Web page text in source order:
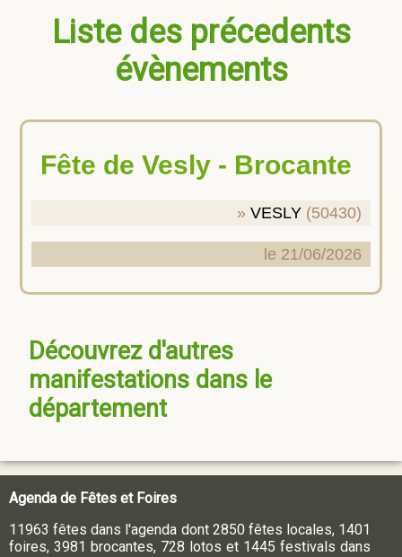
Liste des précedents
évènements
Fête de Vesly - Brocante
VESLY (50430)
le 21/06/2026
Découvrez d'autres
manifestations dans le
département
Agenda de Fêtes et Foires
11963 fêtes dans l'agenda dont 2850 fêtes locales, 1401
foires, 3981 brocantes, 728 lotos et 1445 festivals dans